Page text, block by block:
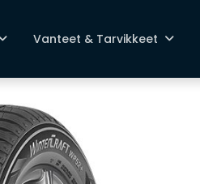
Vanteet & Tarvikkeet